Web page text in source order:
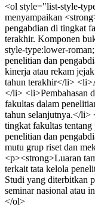
<ol style="list-style-
menyampaikan
pengabdian di tingkat
terakhir. Komponen
style-type:lower-
penelitian dan
kinerja atau rekam
tahun terakhir</li>
</li> <li>Pembahasan
fakultas dalam
tahun selanjutnya.</li>
tingkat fakultas tentang
penelitian dan
mutu grup riset dan
<p><strong>Luaran
terkait tata kelola
Studi yang diterbitkan
seminar nasional atau
</ol>